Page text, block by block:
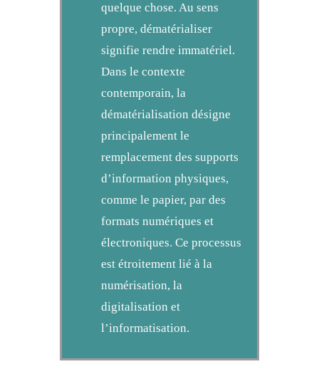
quelque chose. Au sens
propre, dématérialiser
signifie rendre immatériel.
Dans le contexte
contemporain, la
dématérialisation désigne
principalement le
remplacement des supports
d’information physiques,
comme le papier, par des
formats numériques et
électroniques. Ce processus
est étroitement lié à la
numérisation, la
digitalisation et
l’informatisation.